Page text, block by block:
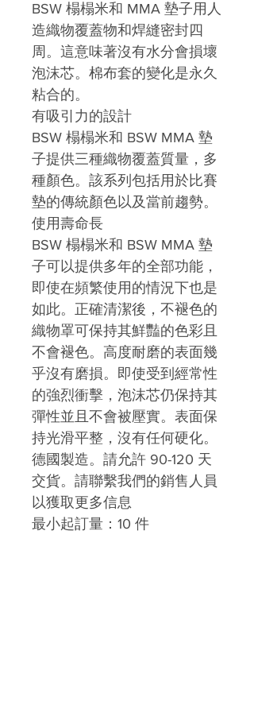
BSW 榻榻米和 MMA 墊子用人
造織物覆蓋物和焊縫密封四
周。這意味著沒有水分會損壞
泡沫芯。棉布套的變化是永久
粘合的。
有吸引力的設計
BSW 榻榻米和 BSW MMA 墊
子提供三種織物覆蓋質量，多
種顏色。該系列包括用於比賽
墊的傳統顏色以及當前趨勢。
使用壽命長
BSW 榻榻米和 BSW MMA 墊
子可以提供多年的全部功能，
即使在頻繁使用的情況下也是
如此。正確清潔後，不褪色的
織物罩可保持其鮮豔的色彩且
不會褪色。高度耐磨的表面幾
乎沒有磨損。即使受到經常性
的強烈衝擊，泡沫芯仍保持其
彈性並且不會被壓實。表面保
持光滑平整，沒有任何硬化。
德國製造。請允許 90-120 天
交貨。請聯繫我們的銷售人員
以獲取更多信息
最小起訂量：10 件